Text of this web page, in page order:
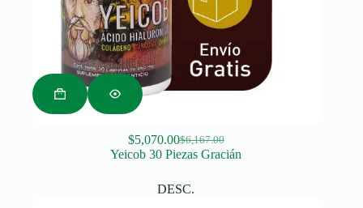
$6,167.00
Original
price
$6,167.00.
$5,070.00Current
price
$5,070.00.
Yeicob 30 Piezas Gracián
DESC.